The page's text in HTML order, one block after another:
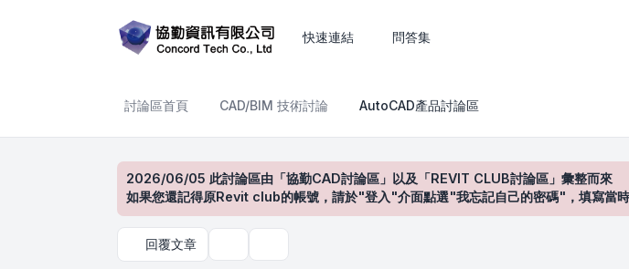
快速連結 問答集
討論區首頁 CAD/BIM 技術討論 AutoCAD產品討論區
2026/06/05 此討論區由「協勤CAD討論區」以及「REVIT CLUB討論區」彙整而來
如果您還記得原Revit club的帳號，請於"登入"介面點選"我忘記自己的密碼"，填寫當時
回覆文章